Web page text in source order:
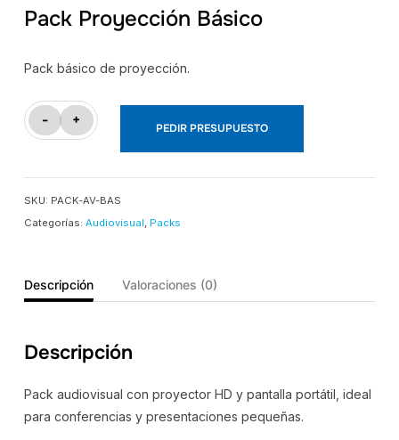
Pack Proyección Básico
Pack básico de proyección.
-
Pack
Proyección
cantidad
+ PEDIR PRESUPUESTO
SKU: PACK-AV-BAS
Categorías: Audiovisual, Packs
Descripción Valoraciones (0)
Descripción
Pack audiovisual con proyector HD y pantalla portátil, ideal
para conferencias y presentaciones pequeñas.